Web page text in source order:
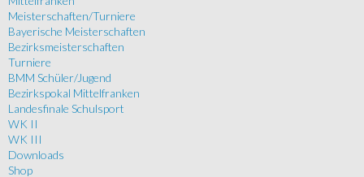
Meisterschaften/Turniere
Bayerische Meisterschaften
Bezirksmeisterschaften
Turniere
BMM Schüler/Jugend
Bezirkspokal Mittelfranken
Landesfinale Schulsport
WK II
WK III
Downloads
Shop